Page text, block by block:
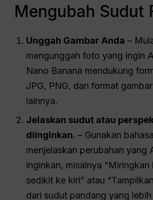
Mengubah Sudut
Unggah Gambar Anda –
mengunggah foto yang ingin
Nano Banana mendukung
JPG, PNG, dan format
lainnya.
Jelaskan sudut atau
diinginkan. – Gunakan
menjelaskan perubahan yang
inginkan, misalnya “Miringkan
sedikit ke kiri” atau
dari sudut pandang yang lebih